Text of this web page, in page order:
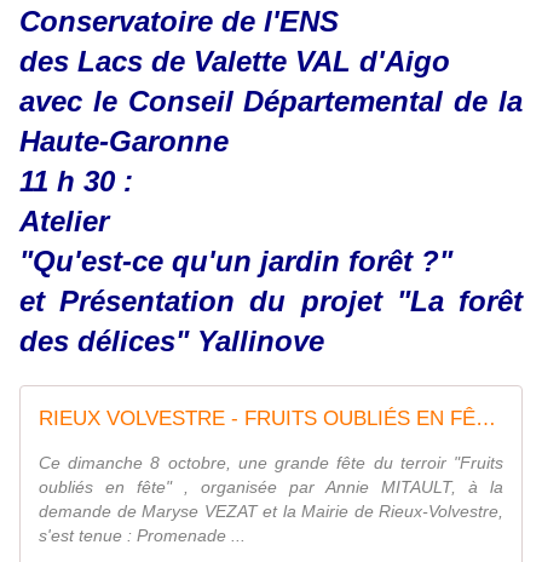
Conservatoire de l'ENS
des Lacs de Valette VAL d'Aigo
avec le Conseil Départemental de la
Haute-Garonne
11 h 30 :
Atelier
"Qu'est-ce qu'un jardin forêt ?"
et Présentation du projet "La forêt
des délices" Yallinove
RIEUX VOLVESTRE - FRUITS OUBLIÉS EN FÊTE - MARCHÉ DE TERROIR - EXPOSITIONS - CONFÉRENCES - Le blog de maïté-infos
Ce dimanche 8 octobre, une grande fête du terroir "Fruits
oubliés en fête" , organisée par Annie MITAULT, à la
demande de Maryse VEZAT et la Mairie de Rieux-Volvestre,
s'est tenue : Promenade ...